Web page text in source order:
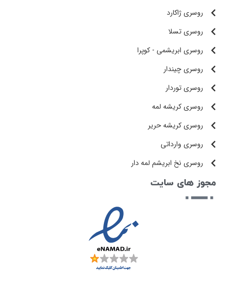
روسری ژاکارد
روسری تسلا
روسری ابریشمی - کوپرا
روسری چیندار
روسری توردار
روسری کریشه لمه
روسری کریشه حریر
روسری وارداتی
روسری نخ ابریشم لمه دار
مجوز های سایت